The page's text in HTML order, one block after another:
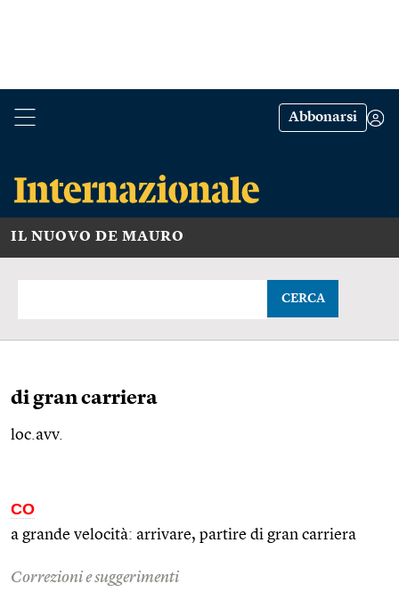
Abbonarsi
IL NUOVO DE MAURO
CERCA
di gran carriera
loc.avv.
CO
a grande velocità: arrivare, partire di gran carriera
Correzioni e suggerimenti